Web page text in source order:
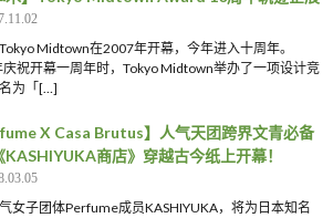
Midtown在2007年开幕，今年进入十周年。
祝开幕一周年时，Tokyo Midtown举办了一项设计竞
为「[…]
X Casa Brutus】人气天团跨界文青必备
KASHIYUKA商店》穿越古今纸上开幕！
女子团体Perfume成员KASHIYUKA，将为日本知名